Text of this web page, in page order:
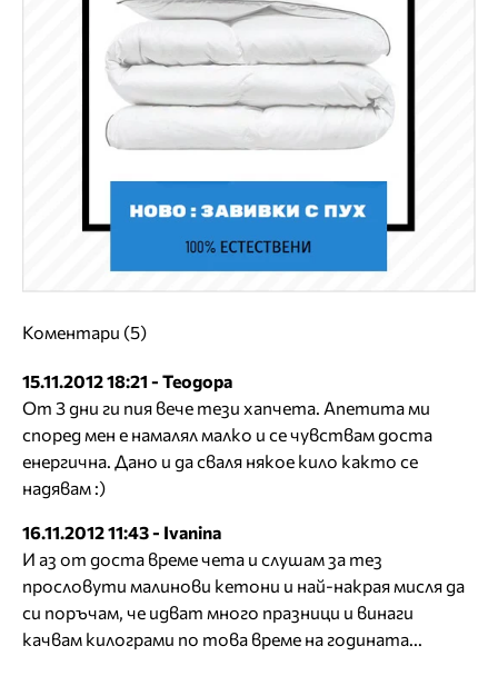
Коментари (5)
15.11.2012 18:21 - Теодора
От 3 дни ги пия вече тези хапчета. Апетита ми
според мен е намалял малко и се чувствам доста
енергична. Дано и да сваля някое кило както се
надявам :)
16.11.2012 11:43 - Ivanina
И аз от доста време чета и слушам за тез
прословути малинови кетони и най-накрая мисля да
си поръчам, че идват много празници и винаги
качвам килограми по това време на годината...